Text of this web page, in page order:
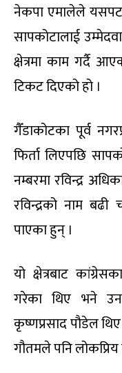
नेकपा एमालेले
सापकोटालाई
क्षेत्रमा काम गर्दै
टिकट दिएको हो ।
गैँडाकोटका पूर्व
फिर्ता लिएपछि
नम्बरमा रविन्द्र
रविन्द्रको नाम
पाएका हुन् ।
यो क्षेत्रबाट
गरेका थिए भने
कृष्णप्रसाद पौडेल
गौतमले पनि